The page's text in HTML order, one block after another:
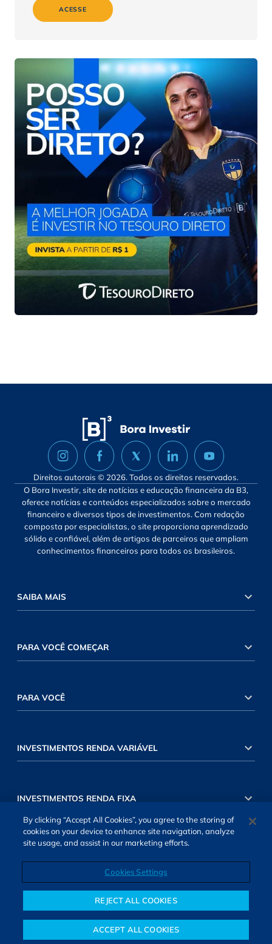
Notícias Colunistas Objetivos financeiros Investimentos Mais
ACESSE
Direitos autorais © 2026. Todos os direitos reservados.
O Bora Investir, site de notícias e educação financeira da B3,
oferece notícias e conteúdos especializados sobre o mercado
financeiro e diversos tipos de investimentos. Com redação
composta por especialistas, o site proporciona aprendizado
sólido e confiável, além de artigos de parceiros que ampliam
conhecimentos financeiros para todos os brasileiros.
SAIBA MAIS
PARA VOCÊ COMEÇAR
PARA VOCÊ
INVESTIMENTOS RENDA VARIÁVEL
INVESTIMENTOS RENDA FIXA
Cookies Settings
By clicking “Accept All Cookies”, you agree to the storing of
cookies on your device to enhance site navigation, analyze
site usage, and assist in our marketing efforts.
Cookies Settings
REJECT ALL COOKIES
ACCEPT ALL COOKIES